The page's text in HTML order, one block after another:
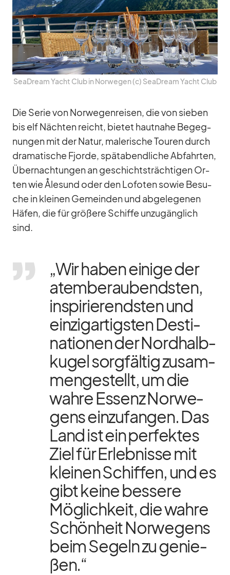
SeaD­ream Yacht Club in Nor­we­gen (c) SeaD­ream Yacht Club
Die Se­rie von Nor­we­gen­rei­sen, die von sie­ben
bis elf Näch­ten reicht, bie­tet haut­nahe Be­geg­
nun­gen mit der Na­tur, ma­le­ri­sche Tou­ren durch
dra­ma­ti­sche Fjorde, spät­abend­li­che Ab­fahr­ten,
Über­nach­tun­gen an ge­schichts­träch­ti­gen Or­
ten wie Åle­sund oder den Lo­fo­ten so­wie Be­su­
che in klei­nen Ge­mein­den und ab­ge­le­ge­nen
Hä­fen, die für grö­ßere Schiffe un­zu­gäng­lich
sind.
„Wir ha­ben ei­nige der
atem­be­rau­bends­ten,
in­spi­rie­rends­ten und
ein­zig­ar­tigs­ten De­sti­
na­tio­nen der Nord­halb­
ku­gel sorg­fäl­tig zu­sam­
men­ge­stellt, um die
wahre Es­senz Nor­we­
gens ein­zu­fan­gen. Das
Land ist ein per­fek­tes
Ziel für Er­leb­nisse mit
klei­nen Schif­fen, und es
gibt keine bes­sere
Mög­lich­keit, die wahre
Schön­heit Nor­we­gens
beim Se­geln zu ge­nie­
ßen.“